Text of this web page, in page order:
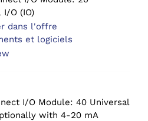
I/O (IO)
dans l'offre
et logiciels
I/O Module: 40 Universal
with 4-20 mA